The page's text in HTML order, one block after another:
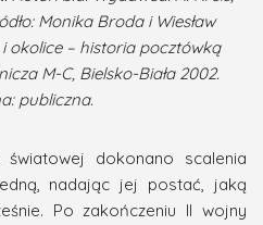
Monika Broda i Wiesław
i okolice – historia pocztówką
M-C, Bielsko-Biała 2002.
publiczna.
dokonano scalenia
nadając jej postać, jaką
Po zakończeniu II wojny